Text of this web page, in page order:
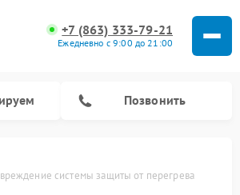
+7 (863) 333-79-21
Ежедневно с 9:00 до 21:00
Позвонить
системы защиты от перегрева